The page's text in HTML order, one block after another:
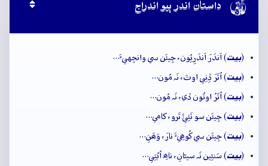
 داستان اندر ٻيو اندراج
(بيت) اَندَرَ اَندَرِيُون، جِيئَن سي وانجِهيءَ…
(بيت) اُتَرَ ڏِنِي اوتَ، نَہ مُون…
(بيت) اُتَرُ اوتُون ڏي، نَہ مُون…
(بيت) جِيئَن سو تَئِئَ تَرو، کامي…
(بيت) جِيئَن سي کُوھِيءَ نارَ، وَھَنِ…
(بيت) سَنئِين نَہ سيڻانِ، ناھِ اُبُتِي…